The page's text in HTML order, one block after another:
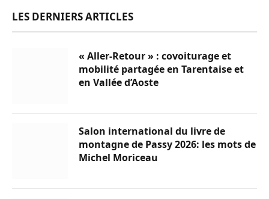
LES DERNIERS ARTICLES
« Aller-Retour » : covoiturage et
mobilité partagée en Tarentaise et
en Vallée d’Aoste
Salon international du livre de
montagne de Passy 2026: les mots de
Michel Moriceau